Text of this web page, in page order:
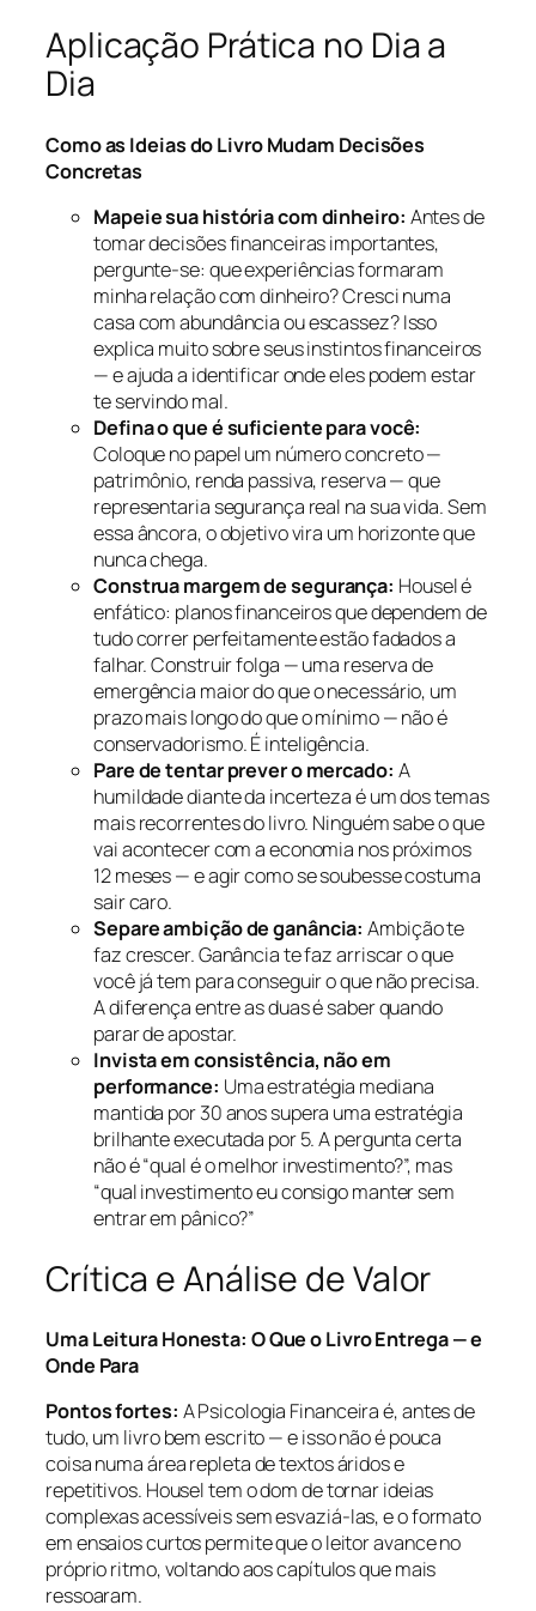
Aplicação Prática no Dia a
Dia
Como as Ideias do Livro Mudam Decisões
Concretas
Mapeie sua história com dinheiro: Antes de
tomar decisões financeiras importantes,
pergunte-se: que experiências formaram
minha relação com dinheiro? Cresci numa
casa com abundância ou escassez? Isso
explica muito sobre seus instintos financeiros
— e ajuda a identificar onde eles podem estar
te servindo mal.
Defina o que é suficiente para você:
Coloque no papel um número concreto —
patrimônio, renda passiva, reserva — que
representaria segurança real na sua vida. Sem
essa âncora, o objetivo vira um horizonte que
nunca chega.
Construa margem de segurança: Housel é
enfático: planos financeiros que dependem de
tudo correr perfeitamente estão fadados a
falhar. Construir folga — uma reserva de
emergência maior do que o necessário, um
prazo mais longo do que o mínimo — não é
conservadorismo. É inteligência.
Pare de tentar prever o mercado: A
humildade diante da incerteza é um dos temas
mais recorrentes do livro. Ninguém sabe o que
vai acontecer com a economia nos próximos
12 meses — e agir como se soubesse costuma
sair caro.
Separe ambição de ganância: Ambição te
faz crescer. Ganância te faz arriscar o que
você já tem para conseguir o que não precisa.
A diferença entre as duas é saber quando
parar de apostar.
Invista em consistência, não em
performance: Uma estratégia mediana
mantida por 30 anos supera uma estratégia
brilhante executada por 5. A pergunta certa
não é “qual é o melhor investimento?”, mas
“qual investimento eu consigo manter sem
entrar em pânico?”
Crítica e Análise de Valor
Uma Leitura Honesta: O Que o Livro Entrega — e
Onde Para
Pontos fortes: A Psicologia Financeira é, antes de
tudo, um livro bem escrito — e isso não é pouca
coisa numa área repleta de textos áridos e
repetitivos. Housel tem o dom de tornar ideias
complexas acessíveis sem esvaziá-las, e o formato
em ensaios curtos permite que o leitor avance no
próprio ritmo, voltando aos capítulos que mais
ressoaram.